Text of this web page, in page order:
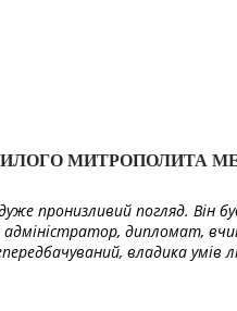
МИТРОПОЛИТА
пронизливий погляд. Він
дипломат,
владика умів